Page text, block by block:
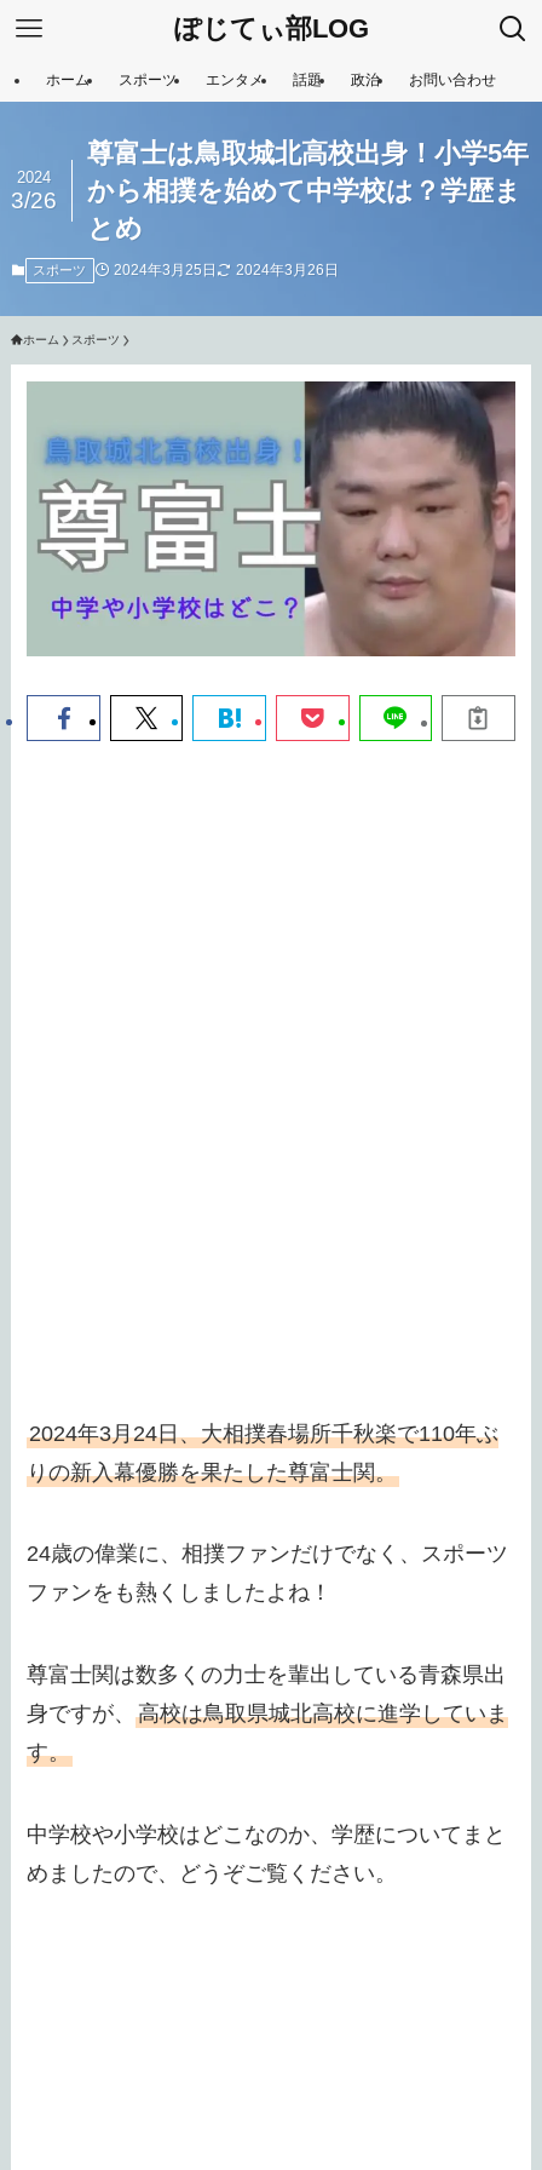
ぽじてぃ部LOG
ホーム スポーツ エンタメ 話題 政治 お問い合わせ
尊富士は鳥取城北高校出身！小学5年
から相撲を始めて中学校は？学歴ま
とめ
2024
3/26
スポーツ 2024年3月25日 2024年3月26日
ホーム スポーツ
2024年3月24日、大相撲春場所千秋楽で110年ぶ
りの新入幕優勝を果たした尊富士関。
24歳の偉業に、相撲ファンだけでなく、スポーツ
ファンをも熱くしましたよね！
尊富士関は数多くの力士を輩出している青森県出
身ですが、高校は鳥取県城北高校に進学していま
す。
中学校や小学校はどこなのか、学歴についてまと
めましたので、どうぞご覧ください。